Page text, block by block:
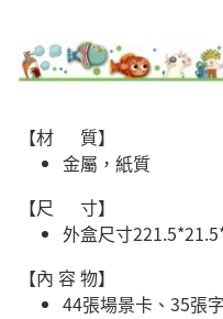
【材 質】
金屬，紙質
【尺 寸】
外盒尺寸
【內 容 物】
44張場景卡、35張